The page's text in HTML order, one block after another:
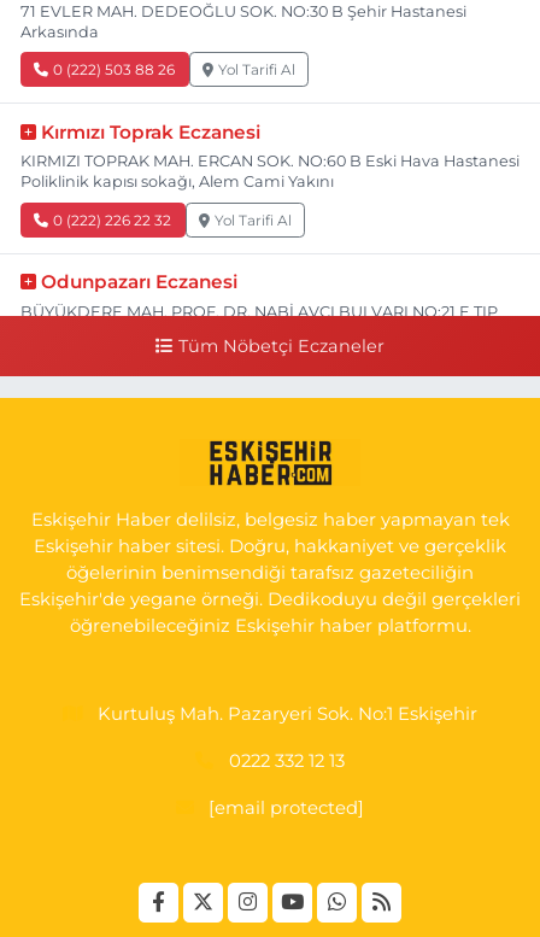
71 EVLER MAH. DEDEOĞLU SOK. NO:30 B Şehir Hastanesi
Arkasında
0 (222) 503 88 26 Yol Tarifi Al
Kırmızı Toprak Eczanesi
KIRMIZI TOPRAK MAH. ERCAN SOK. NO:60 B Eski Hava Hastanesi
Poliklinik kapısı sokağı, Alem Cami Yakını
0 (222) 226 22 32 Yol Tarifi Al
Odunpazarı Eczanesi
BÜYÜKDERE MAH. PROF. DR. NABİ AVCI BULVARI NO:21 E TIP
YENİDOĞAN MH.ŞEHİT SERKAN ÖZAYDIN CD.8 B ESKİ DEVLET
0 (222) 237 75 17 Yol Tarifi Al
Tüm Nöbetçi Eczaneler
Eskişehir Haber delilsiz, belgesiz haber yapmayan tek
Eskişehir haber sitesi. Doğru, hakkaniyet ve gerçeklik
öğelerinin benimsendiği tarafsız gazeteciliğin
Eskişehir'de yegane örneği. Dedikoduyu değil gerçekleri
öğrenebileceğiniz Eskişehir haber platformu.
Kurtuluş Mah. Pazaryeri Sok. No:1 Eskişehir
0222 332 12 13
[email protected]